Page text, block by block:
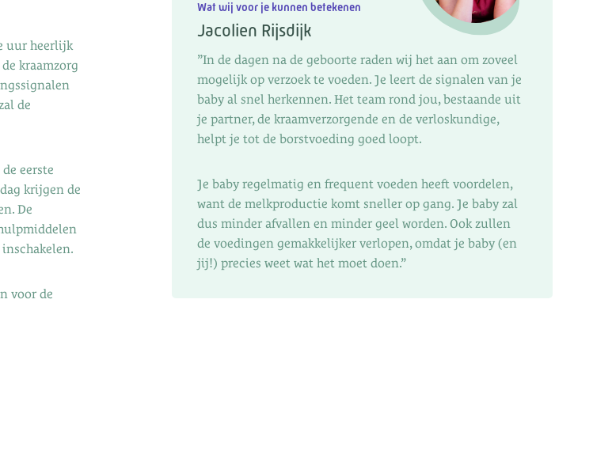
uur heerlijk
kraamzorg
de
eerste
krijgen de
De
voor de
Wat wij voor je kunnen betekenen
Jacolien Rijsdijk
”In de dagen na de geboorte raden wij het aan om zoveel
mogelijk op verzoek te voeden. Je leert de signalen van je
baby al snel herkennen. Het team rond jou, bestaande uit
je partner, de kraamverzorgende en de verloskundige,
helpt je tot de borstvoeding goed loopt.
Je baby regelmatig en frequent voeden heeft voordelen,
want de melkproductie komt sneller op gang. Je baby zal
dus minder afvallen en minder geel worden. Ook zullen
de voedingen gemakkelijker verlopen, omdat je baby (en
jij!) precies weet wat het moet doen.”